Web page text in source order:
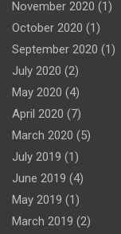
November 2020 (1)
October 2020 (1)
September 2020 (1)
July 2020 (2)
May 2020 (4)
April 2020 (7)
March 2020 (5)
July 2019 (1)
June 2019 (4)
May 2019 (1)
March 2019 (2)